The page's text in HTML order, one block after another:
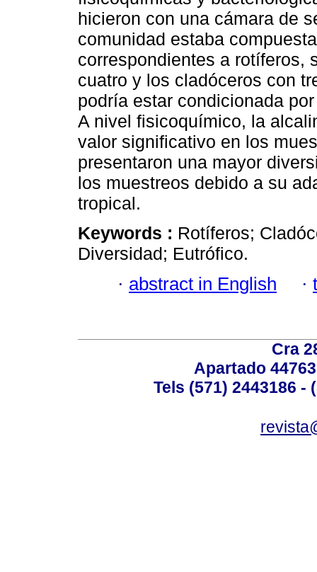
hicieron con una cámara de
comunidad estaba
correspondientes a rotíferos,
cuatro y los cladóceros con
podría estar condicionada
A nivel fisicoquímico, la
valor significativo en los
presentaron una mayor
los muestreos debido a su
tropical.
Keywords : Rotíferos;
Diversidad; Eutrófico.
· abstract in English ·
Cra
Apartado
Tels (571) 2443186 -